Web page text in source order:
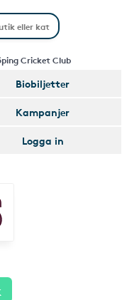
Cricket Club
Biobiljetter
Kampanjer
Logga in